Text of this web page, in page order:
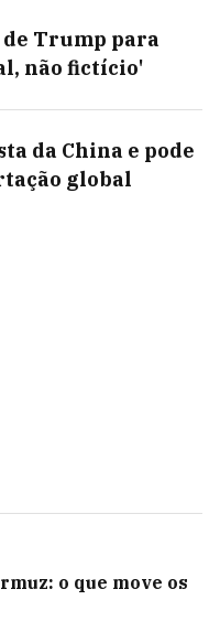
Trump para
não fictício'
da China e pode
global
o que move os